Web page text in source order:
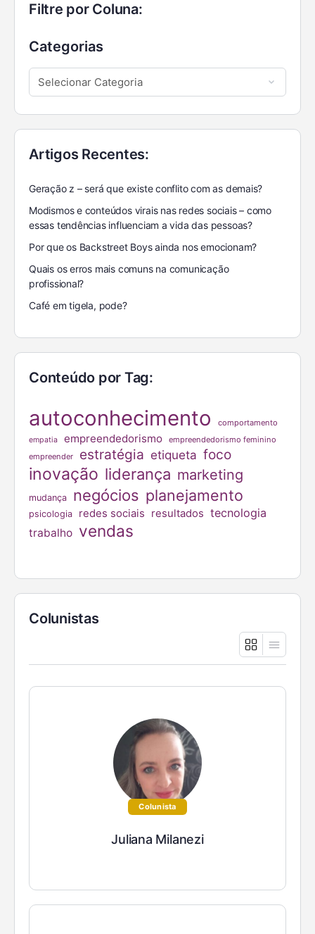
Filtre por Coluna:
Categorias
Artigos Recentes:
Geração z – será que existe conflito com as demais?
Modismos e conteúdos virais nas redes sociais – como
essas tendências influenciam a vida das pessoas?
Por que os Backstreet Boys ainda nos emocionam?
Quais os erros mais comuns na comunicação
profissional?
Café em tigela, pode?
Conteúdo por Tag:
autoconhecimento comportamento
empatia empreendedorismo
empreendedorismo feminino
empreender
estratégia etiqueta foco
inovação liderança marketing
mudança negócios planejamento
psicologia redes sociais resultados tecnologia
trabalho vendas
Colunistas
Colunista
Juliana Milanezi